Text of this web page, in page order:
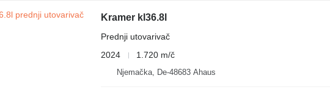
Kramer kl36.8l
Prednji utovarivač
2024
1.720 m/č
Njemačka, De-48683 Ahaus